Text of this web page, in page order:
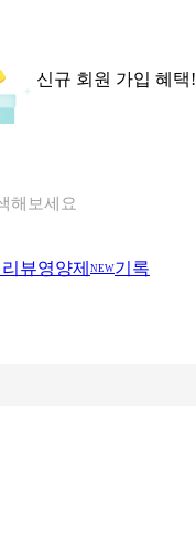
신규 회원 가입 혜택!
해보세요
뷰영양제 NEW기록